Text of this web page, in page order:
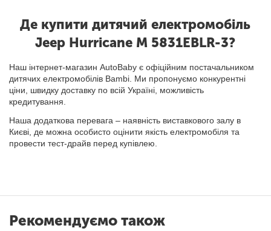
Де купити дитячий електромобіль
Jeep Hurricane M 5831EBLR-3?
Наш інтернет-магазин AutoBaby є офіційним постачальником
дитячих електромобілів Bambi. Ми пропонуємо конкурентні
ціни, швидку доставку по всій Україні, можливість
кредитування.
Наша додаткова перевага – наявність виставкового залу в
Києві, де можна особисто оцінити якість електромобіля та
провести тест-драйв перед купівлею.
Рекомендуємо також